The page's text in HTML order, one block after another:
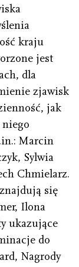
kraju
jest
dla
zjawisk
jak
niego
Marcin
Sylwia
Chmielarz.
się
Ilona
ukazujące
do
Nagrody